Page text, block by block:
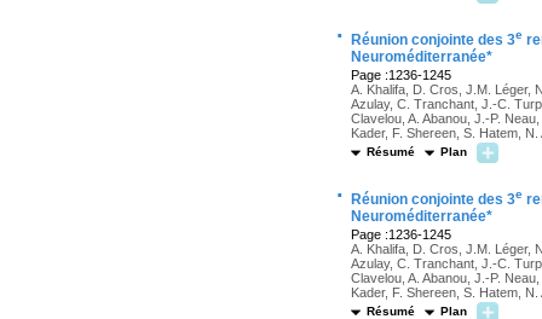
· Réunion conjointe des 3e
Neuroméditerranée*
Page :1236-1245
A. Khalifa, D. Cros, J.M. Léger,
Azulay, C. Tranchant, J.-C.
Clavelou, A. Abanou, J.-P.
Kader, F. Shereen, S. Hatem,
Résumé Plan
· Réunion conjointe des 3e
Neuroméditerranée*
Page :1236-1245
A. Khalifa, D. Cros, J.M. Léger,
Azulay, C. Tranchant, J.-C.
Clavelou, A. Abanou, J.-P.
Kader, F. Shereen, S. Hatem,
Résumé Plan